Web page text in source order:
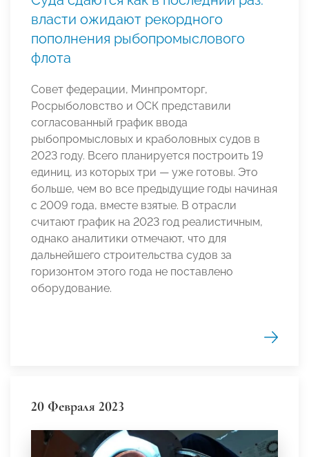
власти ожидают рекордного
пополнения рыбопромыслового
флота
Совет федерации, Минпромторг,
Росрыболовство и ОСК представили
согласованный график ввода
рыбопромысловых и краболовных судов в
2023 году. Всего планируется построить 19
единиц, из которых три — уже готовы. Это
больше, чем во все предыдущие годы начиная
с 2009 года, вместе взятые. В отрасли
считают график на 2023 год реалистичным,
однако аналитики отмечают, что для
дальнейшего строительства судов за
горизонтом этого года не поставлено
оборудование.
20 Февраля 2023